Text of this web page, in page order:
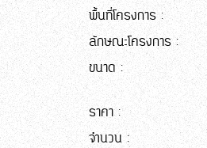
พื้นที่โครงการ :
ลักษณะโครงการ :
ขนาด :
ราคา :
จำนวน :